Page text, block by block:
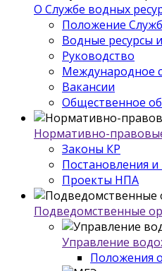
О Службе водных
Положение
Водные ресурсы
Руководство
Международное
Вакансии
Общественное
Нормативно-
Законы КР
Постановления
Проекты НПА
Подведомственные
Управление
Положения